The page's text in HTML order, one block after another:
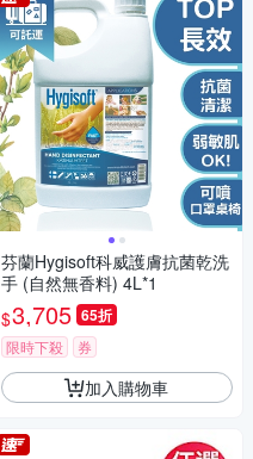
芬蘭Hygisoft科威護膚抗菌乾洗
手 (自然無香料) 4L*1
$3,705 65折
限時下殺 券
加入購物車